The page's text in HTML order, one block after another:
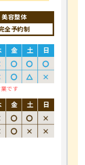
美容整体
全予約制
です